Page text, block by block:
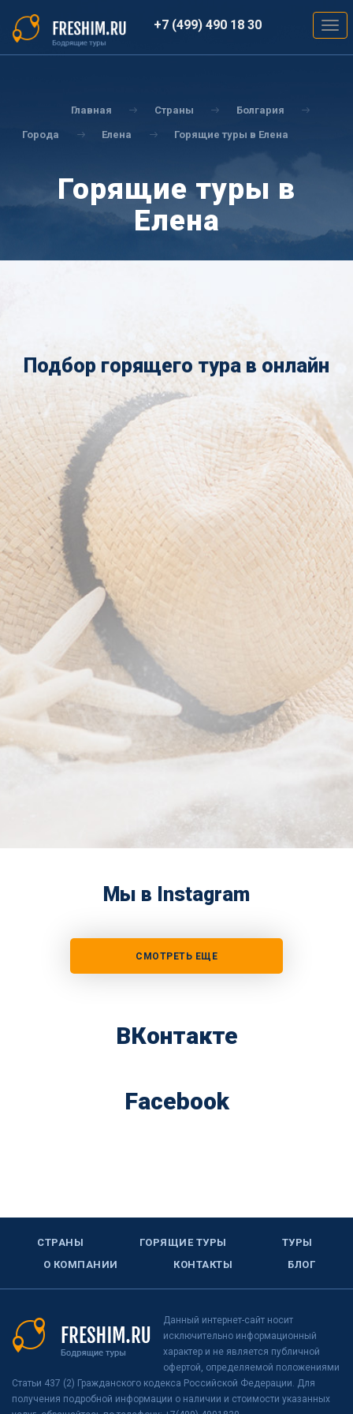
основному
содержанию
+7 (499) 490 18 30
Главная Страны Болгария
Города Елена Горящие туры в Елена
Горящие туры в
Елена
Подбор горящего тура в онлайн
Мы в Instagram
СМОТРЕТЬ ЕЩЕ
ВКонтакте
Facebook
СТРАНЫ ГОРЯЩИЕ ТУРЫ
ТУРЫ
О КОМПАНИИ
КОНТАКТЫ БЛОГ
Данный интернет-сайт носит
исключительно информационный
характер и не является публичной
офертой, определяемой положениями
Статьи 437 (2) Гражданского кодекса Российской Федерации. Для
получения подробной информации о наличии и стоимости указанных